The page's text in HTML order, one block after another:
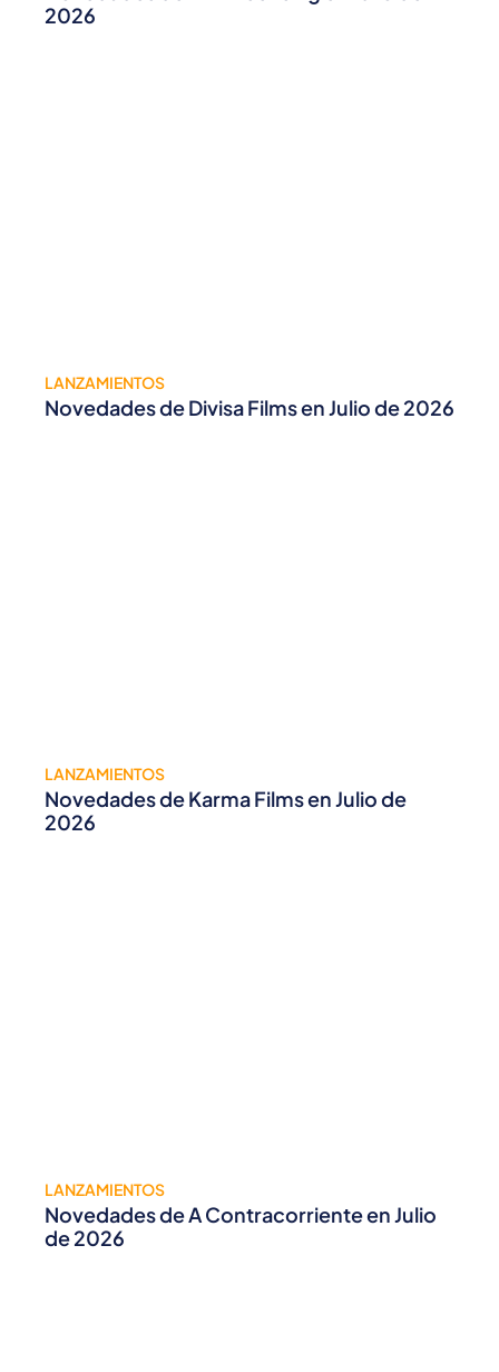
2026
LANZAMIENTOS
Novedades de Divisa Films en Julio de 2026
LANZAMIENTOS
Novedades de Karma Films en Julio de
2026
LANZAMIENTOS
Novedades de A Contracorriente en Julio
de 2026